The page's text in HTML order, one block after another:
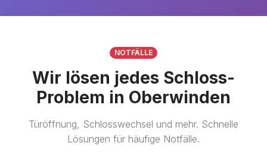
NOTFÄLLE
Wir lösen jedes Schloss-
Problem in Oberwinden
Türöffnung, Schlosswechsel und mehr. Schnelle
Lösungen für häufige Notfälle.